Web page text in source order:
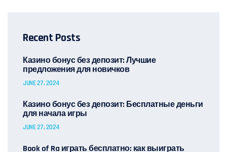
Recent Posts
Казино бонус без депозит: Лучшие
предложения для новичков
JUNE 27, 2024
Казино бонус без депозит: Бесплатные деньги
для начала игры
JUNE 27, 2024
Book of Ra играть бесплатно: как выиграть